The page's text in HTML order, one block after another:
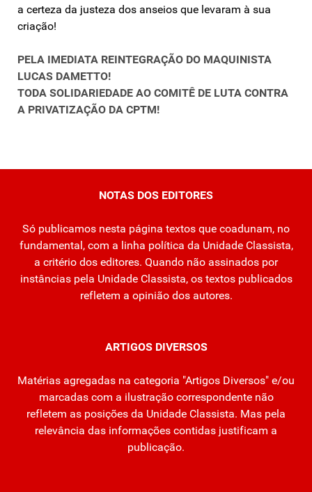
a certeza da justeza dos anseios que levaram à sua
criação!
PELA IMEDIATA REINTEGRAÇÃO DO MAQUINISTA
LUCAS DAMETTO!
TODA SOLIDARIEDADE AO COMITÊ DE LUTA CONTRA
A PRIVATIZAÇÃO DA CPTM!
NOTAS DOS EDITORES
Só publicamos nesta página textos que coadunam, no
fundamental, com a linha política da Unidade Classista,
a critério dos editores. Quando não assinados por
instâncias pela Unidade Classista, os textos publicados
refletem a opinião dos autores.
ARTIGOS DIVERSOS
Matérias agregadas na categoria "Artigos Diversos" e/ou
marcadas com a ilustração correspondente não
refletem as posições da Unidade Classista. Mas pela
relevância das informações contidas justificam a
publicação.